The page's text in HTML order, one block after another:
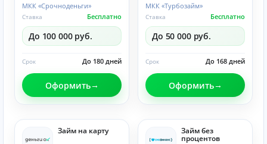
МКК «Срочноденьги»
Бесплатно
Ставка
До 100 000 руб.
До 180 дней
Срок
Оформить
МКК «Турбозайм»
Бесплатно
Ставка
До 50 000 руб.
До 168 дней
Срок
Оформить
Займ на карту Займ без
процентов